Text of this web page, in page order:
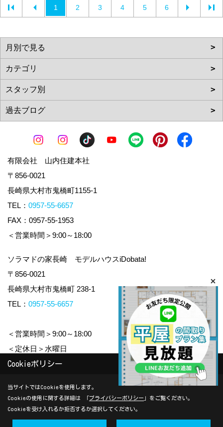
1 2 3 4 5 6
有限会社 山内住建本社
〒856-0021
長崎県大村市鬼橋町1155-1
TEL： 0957-55-6657
FAX：0957-55-1953
＜営業時間＞9:00～18:00
ソラマドの家長崎 モデルハウスiDobata!
〒856-0021
長崎県大村市鬼橋町 238-1
TEL： 0957-55-6657
＜営業時間＞9:00～18:00
＜定休日＞水曜日
Copyright (c) yamauchi-jyuken. All Rights Reserved.
Produced byゴデスクリエイト
Cookieポリシー
当サイトではCookieを使用します。
Cookieの使用に関する詳細は 「プライバシーポリシー 」をご覧ください。
Cookieを受け入れるか拒否するか選択してください。